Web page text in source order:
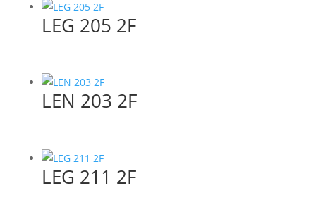
LEG 205 2F
LEN 203 2F
LEG 211 2F